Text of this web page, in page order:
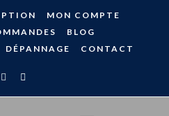
MON COMPTE
BLOG
DÉPANNAGE CONTACT